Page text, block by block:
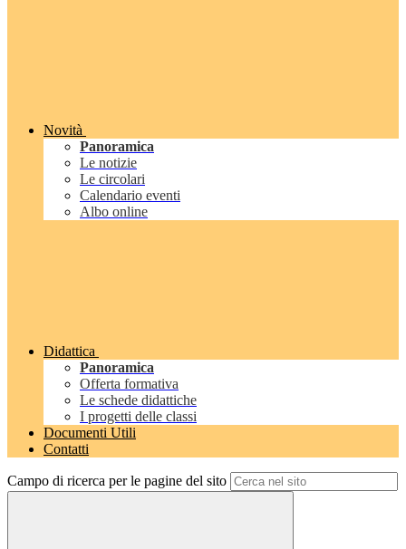
Novità
Panoramica
Le notizie
Le circolari
Calendario eventi
Albo online
Didattica
Panoramica
Offerta formativa
Le schede didattiche
I progetti delle classi
Documenti Utili
Contatti
Campo di ricerca per le pagine del sito